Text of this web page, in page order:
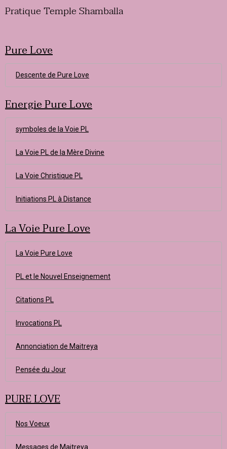
Pratique Temple Shamballa
Pure Love
Descente de Pure Love
Energie Pure Love
symboles de la Voie PL
La Voie PL de la Mère Divine
La Voie Christique PL
Initiations PL à Distance
La Voie Pure Love
La Voie Pure Love
PL et le Nouvel Enseignement
Citations PL
Invocations PL
Annonciation de Maitreya
Pensée du Jour
PURE LOVE
Nos Voeux
Messages de Maitreya